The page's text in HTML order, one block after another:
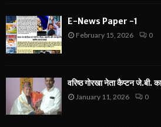
E-News Paper -1
February 15, 2026 0
वरिष्ठ गोरखा नेता कैप्टन जे.बी.
January 11, 2026 0